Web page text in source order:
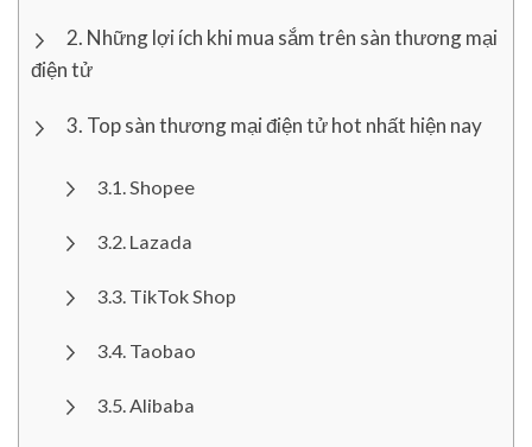
Những lợi ích khi mua sắm trên sàn thương mại
điện tử
Top sàn thương mại điện tử hot nhất hiện nay
Shopee
Lazada
TikTok Shop
Taobao
Alibaba